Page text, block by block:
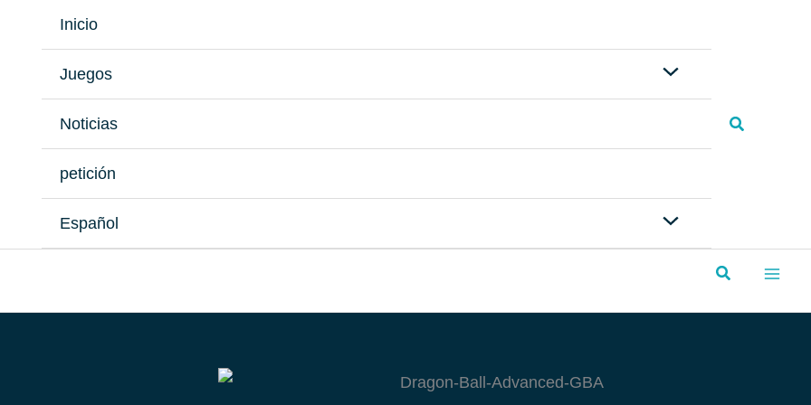
Inicio
Juegos
Noticias
petición
Español
Buscar
Buscar